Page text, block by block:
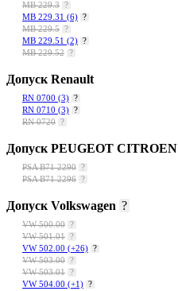
MB 229.3 ?
MB 229.31 (6) ?
MB 229.5 ?
MB 229.51 (2) ?
MB 229.52 ?
Допуск Renault
RN 0700 (3) ?
RN 0710 (3) ?
RN 0720 ?
Допуск PEUGEOT CITROEN
PSA B71 2290 ?
PSA B71 2296 ?
Допуск Volkswagen ?
VW 500.00 ?
VW 501.01 ?
VW 502.00 (+26) ?
VW 503.00 ?
VW 503.01 ?
VW 504.00 (+1) ?